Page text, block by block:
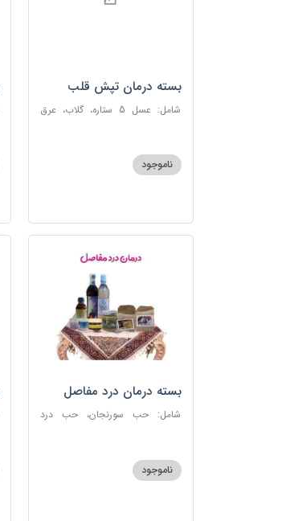
بسته درمان تپش قلب
شامل: عسل 5 ستاره، گلاب، عرق
ناموجود
بسته درمان درد مفاصل
شامل: حب سورنجان، حب درد
دوغ شتر، روغن گرم کد123
ناموجود